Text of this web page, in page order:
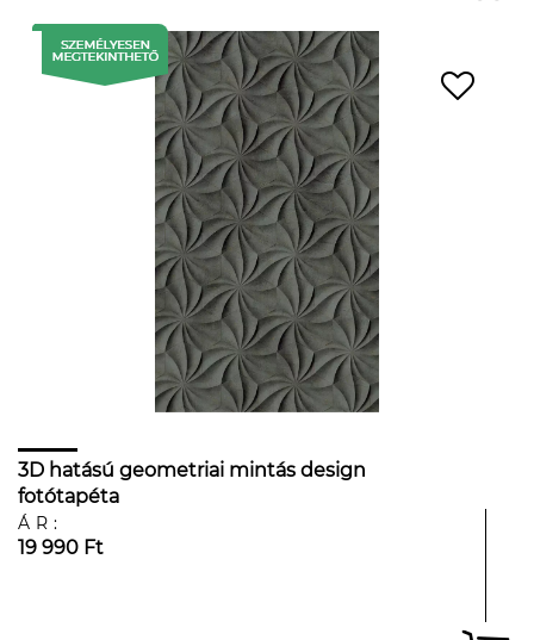
3D hatású geometriai mintás design
fotótapéta
ÁR:
19 990 Ft